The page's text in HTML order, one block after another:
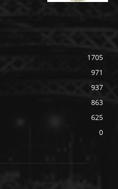
1705
971
937
863
625
0